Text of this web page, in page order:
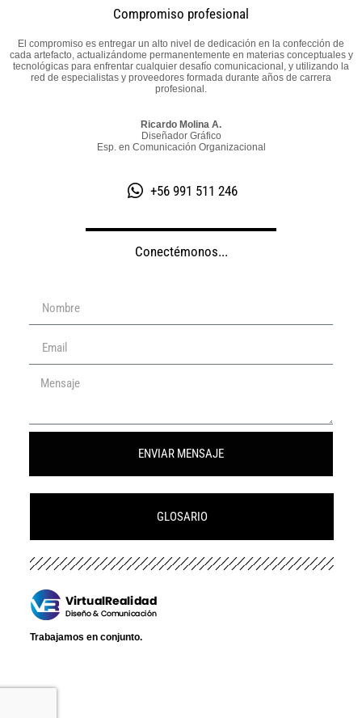
Compromiso profesional
El compromiso es entregar un alto nivel de dedicación en la confección de
cada artefacto, actualizándome permanentemente en materias conceptuales y
tecnológicas para enfrentar cualquier desafío comunicacional, y utilizando la
red de especialistas y proveedores formada durante años de carrera
profesional.
Ricardo Molina A.
Diseñador Gráfico
Esp. en Comunicación Organizacional
+56 991 511 246
Conectémonos...
ENVIAR MENSAJE
GLOSARIO
Trabajamos en conjunto.